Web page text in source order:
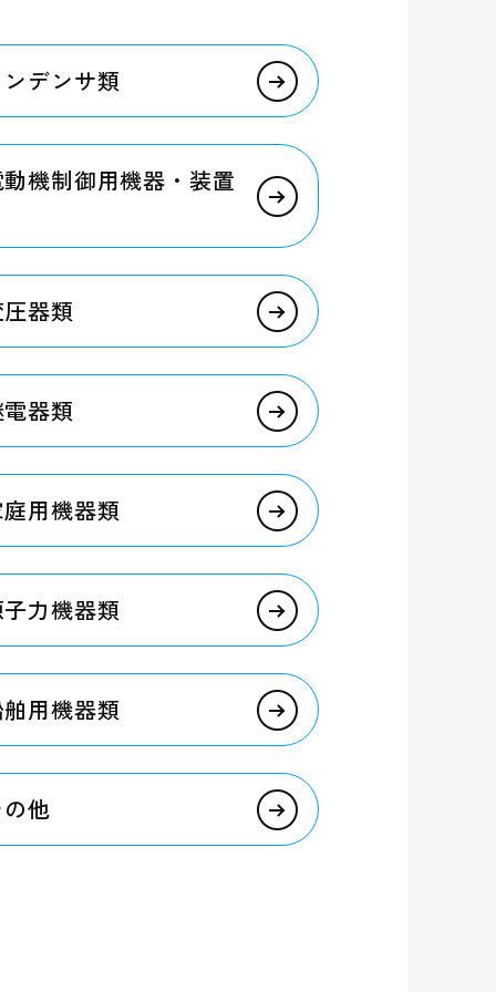
デンサ類
機制御用機器・装置
器類
器類
用機器類
力機器類
用機器類
他